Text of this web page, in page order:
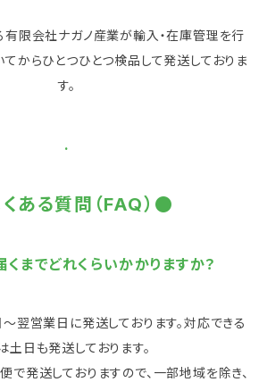
限会社ナガノ産業が輸入・在庫管理を行
てからひとつひとつ検品して発送しておりま
す。
.
ある質問（FAQ）●
までどれくらいかかりますか？
翌営業日に発送しております。対応できる
土日も発送しております。
で発送しておりますので、一部地域を除き、